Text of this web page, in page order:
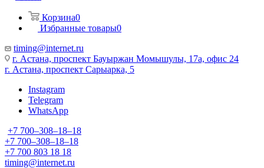
Корзина0
Избранные товары0
timing@internet.ru
г. Астана, проспект Бауыржан Момышулы, 17а, офис 24
г. Астана, проспект Сарыарка, 5
Instagram
Telegram
WhatsApp
+7 700‒308‒18‒18
+7 700‒308‒18‒18
+7 700 803 18 18
timing@internet.ru